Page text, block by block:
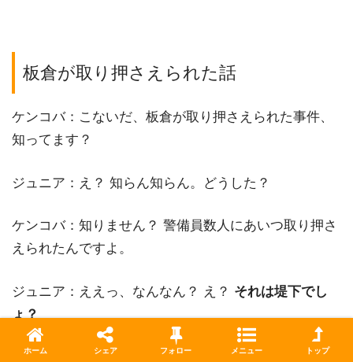
板倉が取り押さえられた話
ケンコバ：こないだ、板倉が取り押さえられた事件、
知ってます？
ジュニア：え？ 知らん知らん。どうした？
ケンコバ：知りません？ 警備員数人にあいつ取り押さ
えられたんですよ。
ジュニア：ええっ、なんなん？ え？ それは堤下でし
ょ？
ケンコバ：（笑）板倉って昔からサバイバルゲーム好
ホーム シェア フォロー メニュー トップ